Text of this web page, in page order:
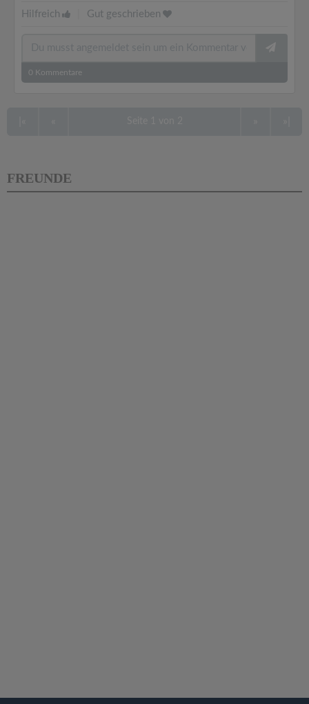
Hilfreich Gut geschrieben
0 Kommentare
FREUNDE